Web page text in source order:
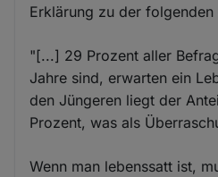
Erklärung zu der folgenden
"[...] 29 Prozent aller
Jahre sind, erwarten ein
den Jüngeren liegt der
Prozent, was als
Wenn man lebenssatt ist,